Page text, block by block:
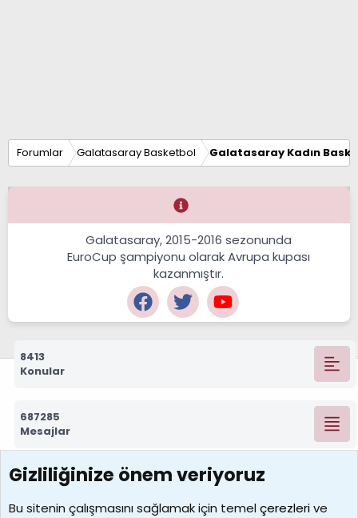
Forumlar Galatasaray Basketbol Galatasaray Kadın
Galatasaray, 2015-2016 sezonunda
EuroCup şampiyonu olarak Avrupa kupası
kazanmıştır.
8413
Konular
687285
Mesajlar
7389
Kullanıcılar
Gizliliğinize önem veriyoruz
Bu sitenin çalışmasını sağlamak için temelçerezlerive